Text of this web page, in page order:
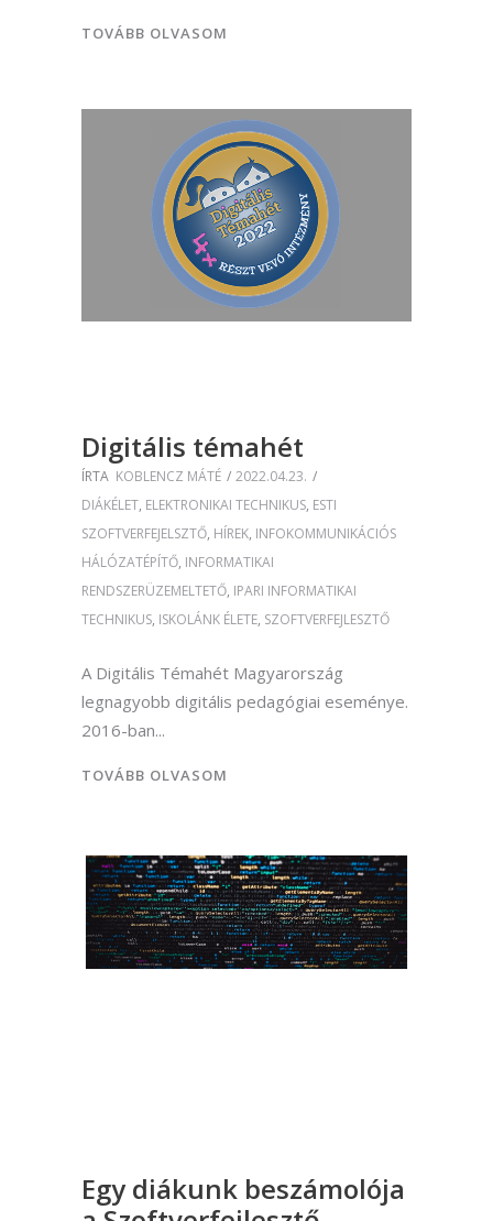
TOVÁBB OLVASOM
Digitális témahét
ÍRTA KOBLENCZ MÁTÉ
2022.04.23.
DIÁKÉLET, ELEKTRONIKAI TECHNIKUS, ESTI
SZOFTVERFEJELSZTŐ, HÍREK, INFOKOMMUNIKÁCIÓS
HÁLÓZATÉPÍTŐ, INFORMATIKAI
RENDSZERÜZEMELTETŐ, IPARI INFORMATIKAI
TECHNIKUS, ISKOLÁNK ÉLETE, SZOFTVERFEJLESZTŐ
A Digitális Témahét Magyarország
legnagyobb digitális pedagógiai eseménye.
2016-ban
TOVÁBB OLVASOM
Egy diákunk beszámolója